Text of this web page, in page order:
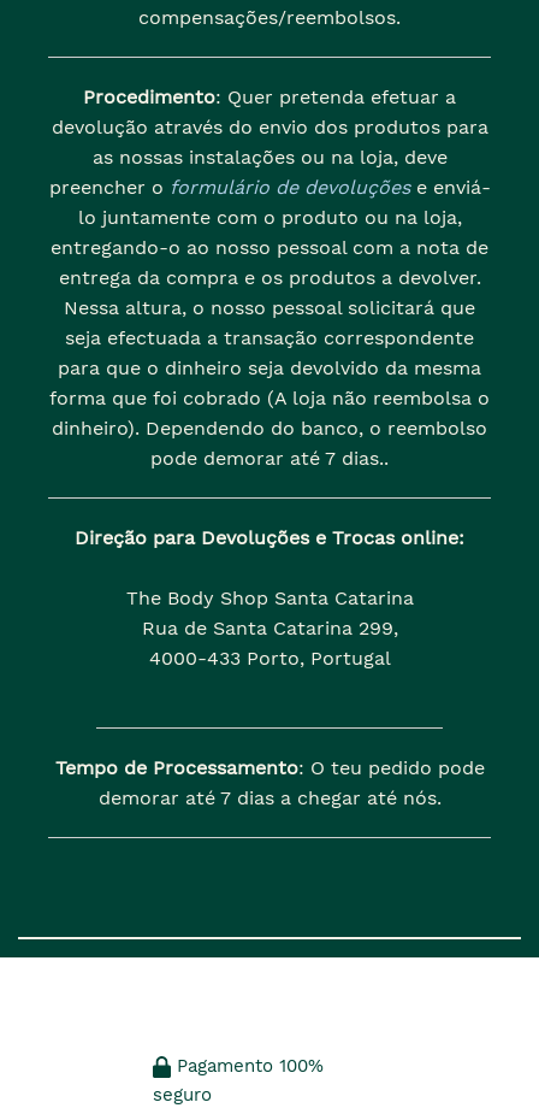
compensações/reembolsos.
Procedimento: Quer pretenda efetuar a
devolução através do envio dos produtos para
as nossas instalações ou na loja, deve
preencher o formulário de devoluçõese enviá-
lo juntamente com o produto ou na loja,
entregando-o ao nosso pessoal com a nota de
entrega da compra e os produtos a devolver.
Nessa altura, o nosso pessoal solicitará que
seja efectuada a transação correspondente
para que o dinheiro seja devolvido da mesma
forma que foi cobrado (A loja não reembolsa o
dinheiro). Dependendo do banco, o reembolso
pode demorar até 7 dias..
Direção para Devoluções e Trocas online:
The Body Shop Santa Catarina
Rua de Santa Catarina 299,
4000-433 Porto, Portugal
Tempo de Processamento: O teu pedido pode
demorar até 7 dias a chegar até nós.
Pagamento 100%
seguro